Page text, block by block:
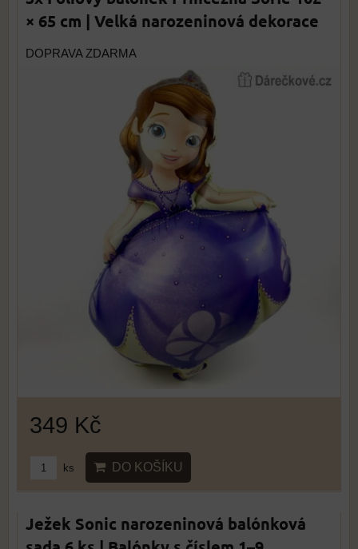
× 65 cm | Velká narozeninová dekorace
DOPRAVA ZDARMA
349 Kč
ks DO KOŠÍKU
Ježek Sonic narozeninová balónková